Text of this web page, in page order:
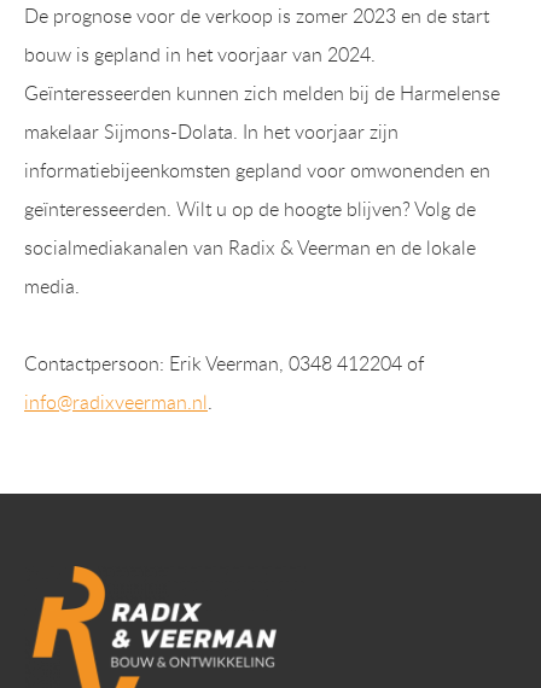
De prognose voor de verkoop is zomer 2023 en de start
bouw is gepland in het voorjaar van 2024.
Geïnteresseerden kunnen zich melden bij de Harmelense
makelaar Sijmons-Dolata. In het voorjaar zijn
informatiebijeenkomsten gepland voor omwonenden en
geïnteresseerden. Wilt u op de hoogte blijven? Volg de
socialmediakanalen van Radix & Veerman en de lokale
media.
Contactpersoon: Erik Veerman, 0348 412204 of
info@radixveerman.nl.